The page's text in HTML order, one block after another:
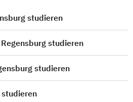
studieren
studieren
studieren
studieren